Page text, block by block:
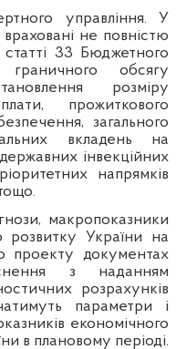
управління. У
не повністю
статті 33 Бюджетного
обсягу
розміру
прожиткового
, загального
вкладень на
інвекційних
іоритетних напрямків
макропоказники
розвитку України на
проекту документах
з наданням
розрахунків
параметри і
економічного
в плановому періоді.